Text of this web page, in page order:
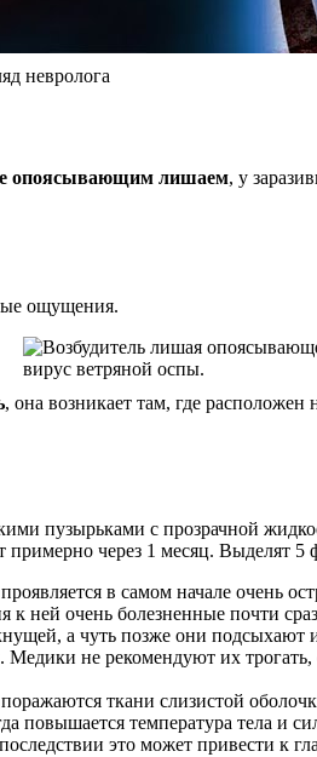
невролога
опоясывающим лишаем, у
ощущения.
, она возникает там, где расположен
пузырьками с прозрачной
примерно через 1 месяц.
в самом начале очень
к ней очень болезненные почти
а чуть позже они
Медики не рекомендуют их
ткани слизистой
температура тела и
это может привести к